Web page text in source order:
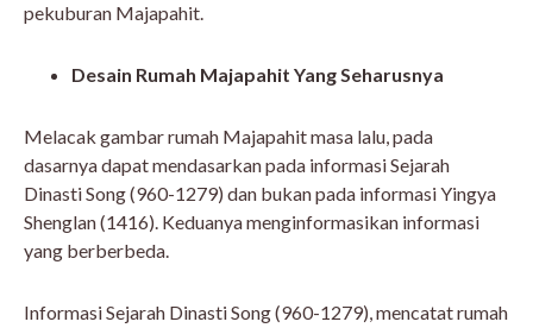
pekuburan Majapahit.
Desain Rumah Majapahit Yang Seharusnya
Melacak gambar rumah Majapahit masa lalu, pada
dasarnya dapat mendasarkan pada informasi Sejarah
Dinasti Song (960-1279) dan bukan pada informasi Yingya
Shenglan (1416). Keduanya menginformasikan informasi
yang berberbeda.
Informasi Sejarah Dinasti Song (960-1279), mencatat rumah